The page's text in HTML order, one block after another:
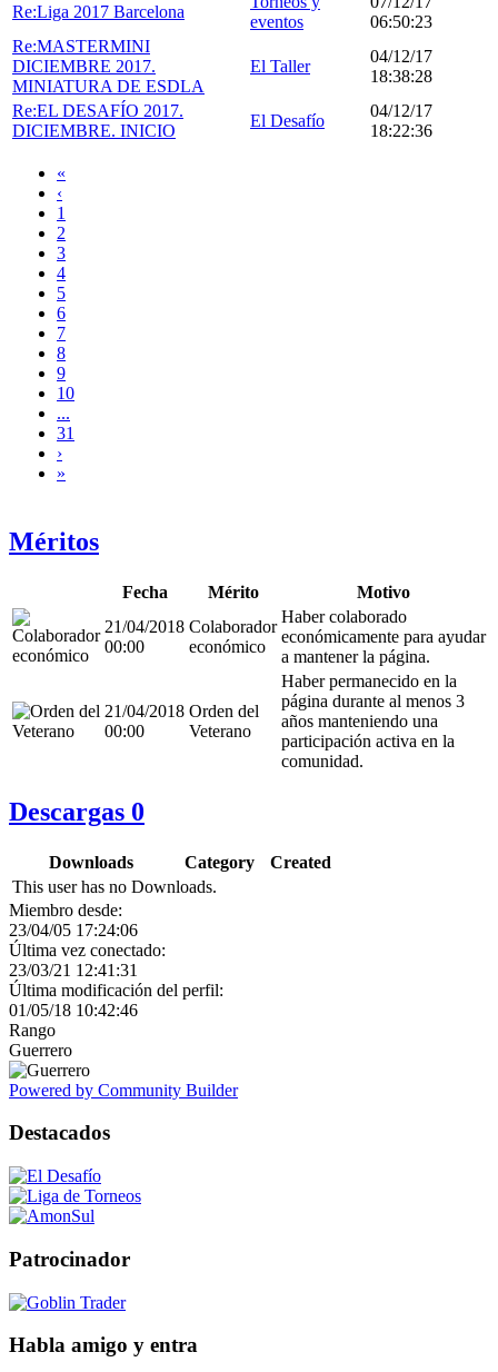
Re:Liga 2017 Barcelona
eventos
06:50:23
Re:MASTERMINI
DICIEMBRE 2017.
MINIATURA DE ESDLA
El Taller
04/12/17
18:38:28
Re:EL DESAFÍO 2017.
DICIEMBRE. INICIO
El Desafío
04/12/17
18:22:36
«
‹
1
2
3
4
5
6
7
8
9
10
...
31
›
»
Méritos
Fecha Mérito
Motivo
21/04/2018
00:00
Colaborador
económico
Haber colaborado
económicamente para ayudar
a mantener la página.
21/04/2018
00:00
Orden del
Veterano
Haber permanecido en la
página durante al menos 3
años manteniendo una
participación activa en la
comunidad.
Descargas 0
Downloads Category
Created
This user has no Downloads.
Miembro desde:
23/04/05 17:24:06
Última vez conectado:
23/03/21 12:41:31
Última modificación del perfil:
01/05/18 10:42:46
Rango
Guerrero
Powered by Community Builder
Destacados
Patrocinador
Habla amigo y entra